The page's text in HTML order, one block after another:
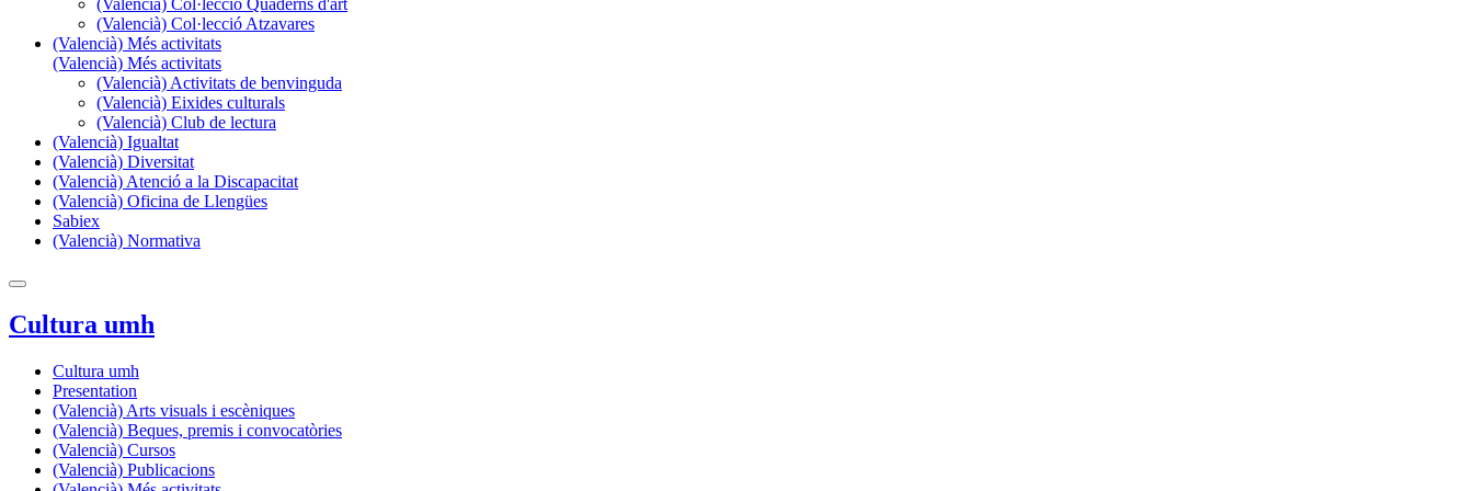
(Valencià) Col·lecció Quaderns d'art
(Valencià) Col·lecció Atzavares
(Valencià) Més activitats
(Valencià) Més activitats
(Valencià) Activitats de benvinguda
(Valencià) Eixides culturals
(Valencià) Club de lectura
(Valencià) Igualtat
(Valencià) Diversitat
(Valencià) Atenció a la Discapacitat
(Valencià) Oficina de Llengües
Sabiex
(Valencià) Normativa
Cultura umh
Cultura umh
Presentation
(Valencià) Arts visuals i escèniques
(Valencià) Beques, premis i convocatòries
(Valencià) Cursos
(Valencià) Publicacions